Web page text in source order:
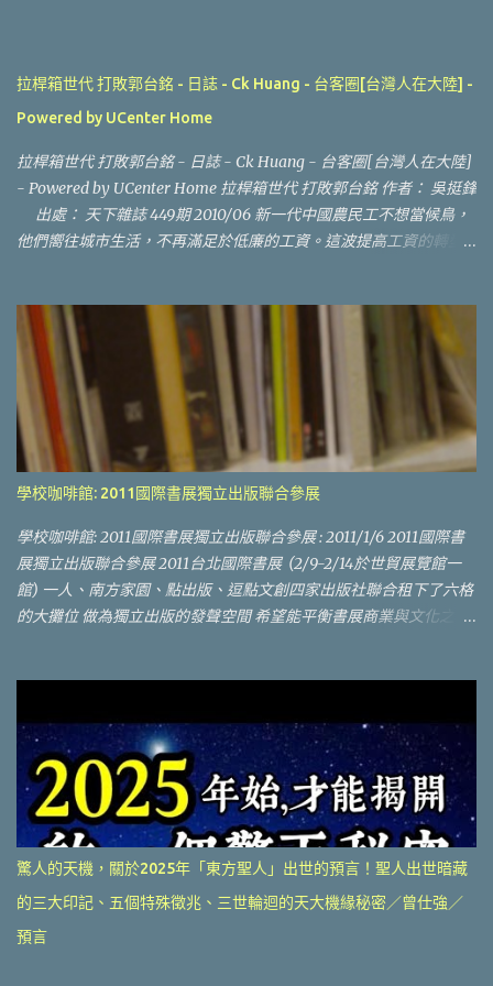
拉桿箱世代 打敗郭台銘‏ - 日誌 - Ck Huang - 台客圈[台灣人在大陸] -
Powered by UCenter Home
拉桿箱世代 打敗郭台銘‏ - 日誌 - Ck Huang - 台客圈[台灣人在大陸]
- Powered by UCenter Home 拉桿箱世代 打敗郭台銘 作者： 吳挺鋒
出處： 天下雜誌 449期 2010/06 新一代中國農民工不想當候鳥，
他們嚮往城市生活，不再滿足於低廉的工資。這波提高工資的轉型
靠的是一張張從內陸農村到這兒打工的稚嫩臉孔，攢夠了錢便回鄉
改善家計，如此循環不已。 但值得注意的是，總數高達兩億兩千
萬，散落沿海城市的中國農民工已經進入到「九○後」的世代交替階
段。「以前是候鳥，現在變成了過客，」長期關注農民工子弟處境
的ＮＧＯ組織──中國滋根促進會幹部于魯平，在研究報告裡道盡了
兩代差異。這也意味中國勞工，已經進入到從量變到質變的新階
段。 第一代農民工，指的是六、七○年代出生，八、九○年代到沿海
城市打工的人們。之所以是候鳥，是這些人離鄉不離土、進廠不進
城，省吃儉用匯款回去，最後歸宿還是想回到農村老家。八○年代的
老三件──「自行車、縫紉機、手錶」；九○年代的「新三件」──彩
色電視、冰箱、洗衣機，都是這群候鳥貢獻給農村的「戰利品」。
「拉桿箱世代」農民工 但在世紀之交進入就業市場，被稱為「九○
活的衣物，輕輕便便，其他東西來了再買，心態就像拉著皮箱要去
旅遊一樣。」 「拉桿箱世代」教育程度較高，至少有初中程度，並
且也接受了城市的消費文化。老三件、新三件被網吧、手機、筆電
等新的消費支出取代，而且都是為了自己的當下需要。 「一個月約
兩千四的薪資，多半花光，沒什麼存錢，也沒啥機會寄回山西老
家，」一位「拉桿箱世代」說著自己的收支，展現出「只需、只想
為自己而活」的新一代大陸勞工特色。 但要進廠也要進城的「拉桿
箱世代」，卻面臨了極大的認同分裂。不同於「候鳥」總會歸巢，
學校咖啡館: 2011國際書展獨立出版聯合參展
學校咖啡館: 2011國際書展獨立出版聯合參展 : 2011/1/6 2011國際書
展獨立出版聯合參展 2011台北國際書展 (2/9-2/14於世貿展覽館一
館) 一人、南方家園、點出版、逗點文創四家出版社聯合租下了六格
的大攤位 做為獨立出版的發聲空間 希望能平衡書展商業與文化之間
空間及沙龍 讓人可以或躺或坐，有吃有喝有玩，愜意自在的共度美
好時光 現在開放廣召文學藝術的獨立或個人出版品一同共襄盛舉 發
揮獨立出版的創意，讓書展更多彩多姿 經過討論研議 初步擬訂的參
展辦法如下: 1. 每本書上架費兩千元，售出後並另提撥銷售額(非書籍
定價)的兩成作為裝潢補貼。 但秉持讓大家共襄盛舉，有錢出錢，有
力出力之原則，若創作者或獨立出版人能到展場支援一天，不論是
幫忙現場事務，或跟讀者交流，推廣書籍跟閱讀，則上架費可減為
單本一千元計算。 銷售額提撥方式以一本定價300元的書為例，以
原價出售，則提撥60元。若八折出售，則提撥48元。依此類推。 現
驚人的天機，關於2025年「東方聖人」出世的預言！聖人出世暗藏
的三大印記、五個特殊徵兆、三世輪迴的天大機緣秘密／曾仕強／
預言